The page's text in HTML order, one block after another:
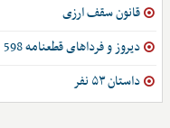
قانون سقف ارزی
دیروز و فرداهای قطعنامه 598
داستان ۵۳ نفر